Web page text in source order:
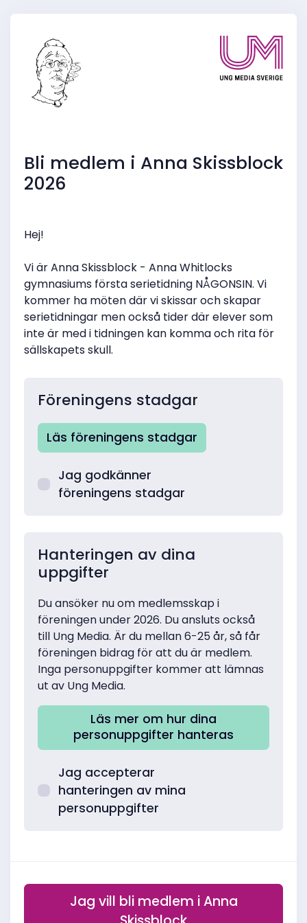
Bli medlem i Anna Skissblock
2026
Hej!
Vi är Anna Skissblock - Anna Whitlocks
gymnasiums första serietidning NÅGONSIN. Vi
kommer ha möten där vi skissar och skapar
serietidningar men också tider där elever som
inte är med i tidningen kan komma och rita för
sällskapets skull.
Föreningens stadgar
Läs föreningens stadgar
Jag godkänner
föreningens stadgar
Hanteringen av dina
uppgifter
Du ansöker nu om medlemsskap i
föreningen under 2026. Du ansluts också
till Ung Media. Är du mellan 6-25 år, så får
föreningen bidrag för att du är medlem.
Inga personuppgifter kommer att lämnas
ut av Ung Media.
Läs mer om hur dina
personuppgifter hanteras
Jag accepterar
hanteringen av mina
personuppgifter